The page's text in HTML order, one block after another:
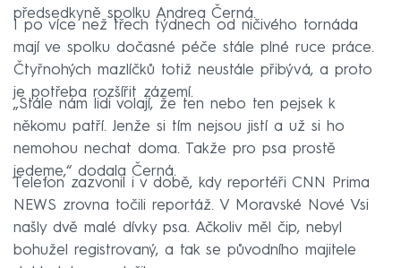
předsedkyně spolku Andrea Černá.
I po více než třech týdnech od ničivého tornáda
mají ve spolku dočasné péče stále plné ruce práce.
Čtyřnohých mazlíčků totiž neustále přibývá, a proto
je potřeba rozšířit zázemí.
„Stále nám lidi volají, že ten nebo ten pejsek k
někomu patří. Jenže si tím nejsou jistí a už si ho
nemohou nechat doma. Takže pro psa prostě
jedeme,“ dodala Černá.
Telefon zazvonil i v době, kdy reportéři CNN Prima
NEWS zrovna točili reportáž. V Moravské Nové Vsi
našly dvě malé dívky psa. Ačkoliv měl čip, nebyl
bohužel registrovaný, a tak se původního majitele